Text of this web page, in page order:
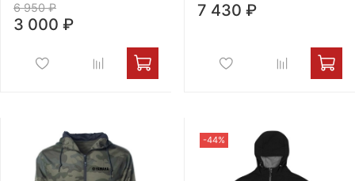
6 950 ₽
3 000 ₽
7 430 ₽
-44%